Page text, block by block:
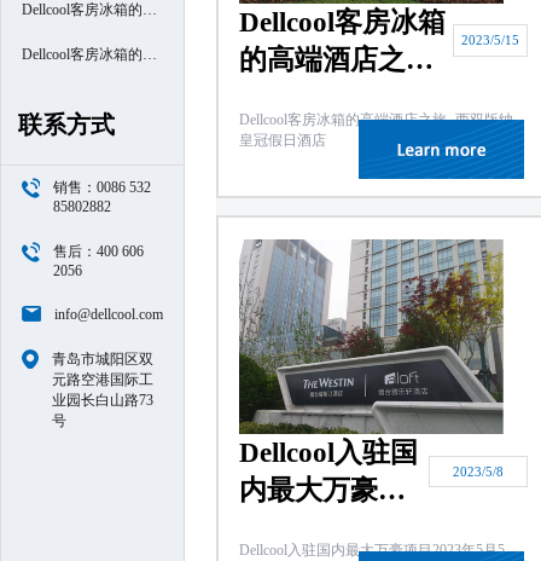
端酒店之旅- 厦门南洋
万怡酒店
Dellcool客房冰箱的高
端酒店之旅- 西安高新
Dellcool客房冰箱的高
联系方式
销售：0086 532
85802882
售后：400 606
2056
info@dellcool.com
青岛市城阳区双
元路空港国际工
业园长白山路73
号
Dellcool客房冰箱
的高端酒店之旅-
日酒店
2023/5/15
Dellcool客房冰箱的高端酒店之旅- 西双版纳
皇冠假日酒店
Dellcool入驻国
内最大万豪项
2023/5/8
Dellcool入驻国内最大万豪项目2023年5月5